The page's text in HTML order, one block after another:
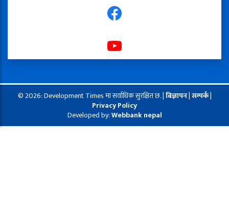
© 2026: Development Times मा सर्वाधिक सुरक्षित छ. |बिज्ञापन|सम्पर्क|
Privacy Policy
Developed by:Webbank nepal